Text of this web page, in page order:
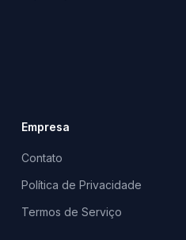
Empresa
Contato
Política de Privacidade
Termos de Serviço